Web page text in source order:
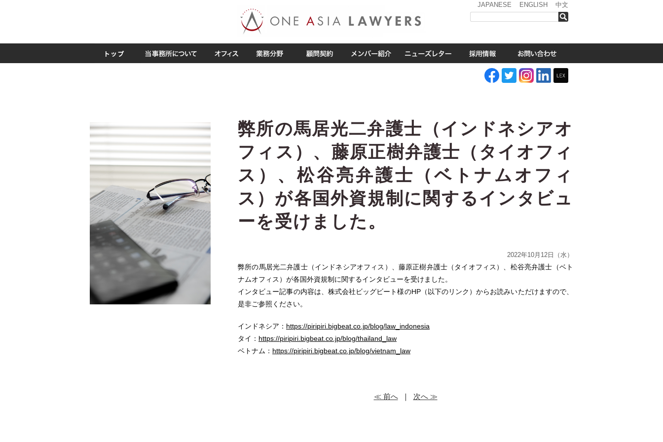
JAPANESE ENGLISH 中文
弊所の馬居光二弁護士（インドネシアオ
フィス）、藤原正樹弁護士（タイオフィ
ス）、松谷亮弁護士（ベトナムオフィ
ス）が各国外資規制に関するインタビュ
ーを受けました。
2022年10月12日（水）
弊所の馬居光二弁護士（インドネシアオフィス）、藤原正樹弁護士（タイオフィス）、松谷亮弁護士（ベト
ナムオフィス）が各国外資規制に関するインタビューを受けました。
インタビュー記事の内容は、株式会社ビッグビート様のHP（以下のリンク）からお読みいただけますので、
是非ご参照ください。
インドネシア： https://piripiri.bigbeat.co.jp/blog/law_indonesia
タイ： https://piripiri.bigbeat.co.jp/blog/thailand_law
ベトナム： https://piripiri.bigbeat.co.jp/blog/vietnam_law
≪ 前へ｜ 次へ ≫